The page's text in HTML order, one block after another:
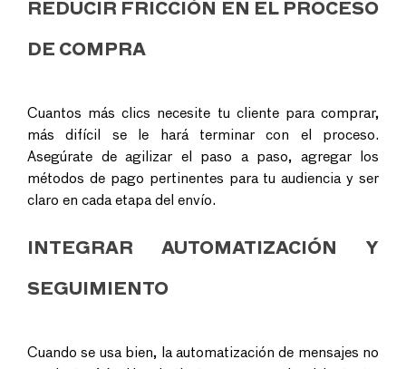
REDUCIR FRICCIÓN EN EL PROCESO
DE COMPRA
Cuantos más clics necesite tu cliente para comprar,
más difícil se le hará terminar con el proceso.
Asegúrate de agilizar el paso a paso, agregar los
métodos de pago pertinentes para tu audiencia y ser
claro en cada etapa del envío.
INTEGRAR AUTOMATIZACIÓN Y
SEGUIMIENTO
Cuando se usa bien, la automatización de mensajes no